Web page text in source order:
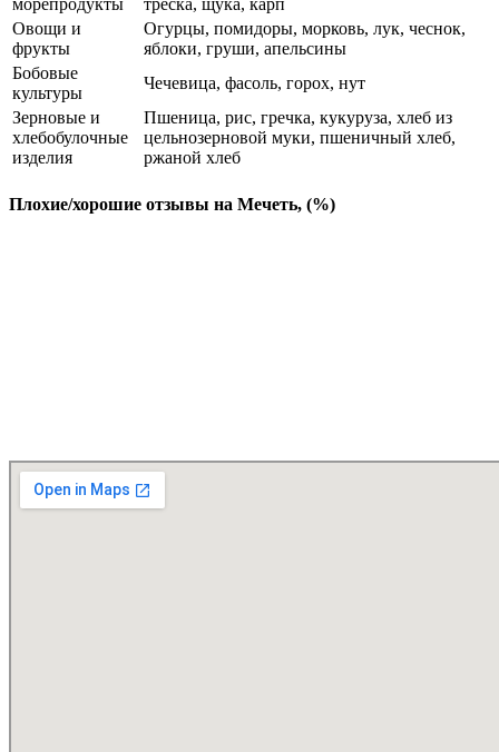
Овощи и
фрукты
Огурцы, помидоры, морковь, лук, чеснок,
яблоки, груши, апельсины
Бобовые
культуры
Чечевица, фасоль, горох, нут
Зерновые и
хлебобулочные
изделия
Пшеница, рис, гречка, кукуруза, хлеб из
цельнозерновой муки, пшеничный хлеб,
ржаной хлеб
Плохие/хорошие отзывы на Мечеть, (%)